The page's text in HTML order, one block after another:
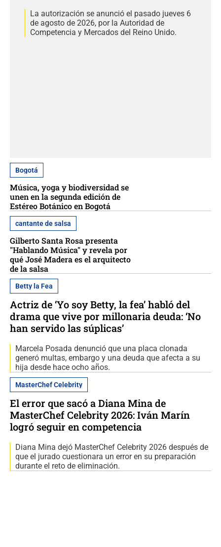
La autorización se anunció el pasado jueves 6
de agosto de 2026, por la Autoridad de
Competencia y Mercados del Reino Unido.
Bogotá
Música, yoga y biodiversidad se
unen en la segunda edición de
Estéreo Botánico en Bogotá
cantante de salsa
Gilberto Santa Rosa presenta
"Hablando Música" y revela por
qué José Madera es el arquitecto
de la salsa
Betty la Fea
Actriz de ‘Yo soy Betty, la fea’ habló del
drama que vive por millonaria deuda: ‘No
han servido las súplicas’
Marcela Posada denunció que una placa clonada
generó multas, embargo y una deuda que afecta a su
hija desde hace ocho años.
MasterChef Celebrity
El error que sacó a Diana Mina de
MasterChef Celebrity 2026: Iván Marín
logró seguir en competencia
Diana Mina dejó MasterChef Celebrity 2026 después de
que el jurado cuestionara un error en su preparación
durante el reto de eliminación.